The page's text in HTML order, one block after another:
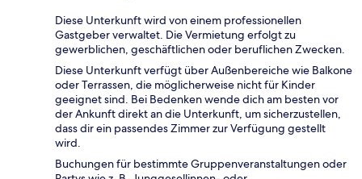
Diese Unterkunft wird von einem professionellen
Gastgeber verwaltet. Die Vermietung erfolgt zu
gewerblichen, geschäftlichen oder beruflichen Zwecken.
Diese Unterkunft verfügt über Außenbereiche wie Balkone
oder Terrassen, die möglicherweise nicht für Kinder
geeignet sind. Bei Bedenken wende dich am besten vor
der Ankunft direkt an die Unterkunft, um sicherzustellen,
dass dir ein passendes Zimmer zur Verfügung gestellt
wird.
Buchungen für bestimmte Gruppenveranstaltungen oder